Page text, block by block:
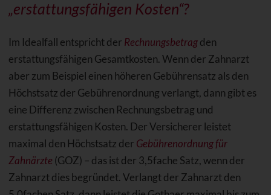
„erstattungsfähigen Kosten“?
Im Idealfall entspricht der Rechnungsbetragden
erstattungsfähigen Gesamtkosten. Wenn der Zahnarzt
aber zum Beispiel einen höheren Gebührensatz als den
Höchstsatz der Gebührenordnung verlangt, dann gibt es
eine Differenz zwischen Rechnungsbetrag und
erstattungsfähigen Kosten. Der Versicherer leistet
maximal den Höchstsatz der Gebührenordnung für
Zahnärzte (GOZ) – das ist der 3,5fache Satz, wenn der
Zahnarzt dies begründet. Verlangt der Zahnarzt den